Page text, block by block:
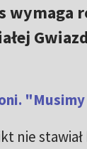
nie stawiał